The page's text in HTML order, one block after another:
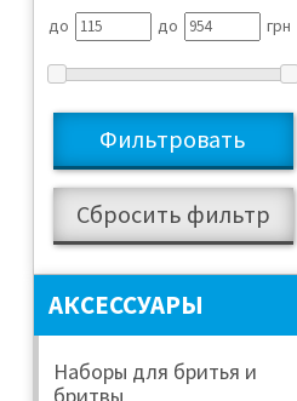
до до грн
АКСЕССУАРЫ
Наборы для бритья и